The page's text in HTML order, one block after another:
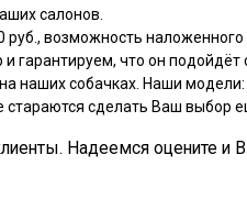
салонов.
руб., возможность
гарантируем, что он подойдёт
наших собачках. Наши
стараются сделать Ваш выбор
Надеемся оцените